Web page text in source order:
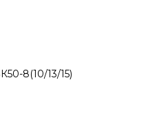
8(10/13/15)